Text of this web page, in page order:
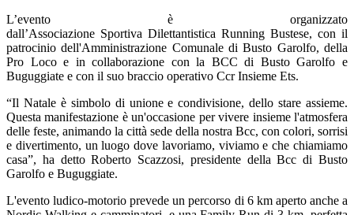
L’evento è organizzato
dall’Associazione Sportiva Dilettantistica Running Bustese, con il
patrocinio dell'Amministrazione Comunale di Busto Garolfo, della
Pro Loco e in collaborazione con la BCC di Busto Garolfo e
Buguggiate e con il suo braccio operativo Ccr Insieme Ets.
“Il Natale è simbolo di unione e condivisione, dello stare assieme.
Questa manifestazione è un'occasione per vivere insieme l'atmosfera
delle feste, animando la città sede della nostra Bcc, con colori, sorrisi
e divertimento, un luogo dove lavoriamo, viviamo e che chiamiamo
casa”, ha detto Roberto Scazzosi, presidente della Bcc di Busto
Garolfo e Buguggiate.
L'evento ludico-motorio prevede un percorso di 6 km aperto anche a